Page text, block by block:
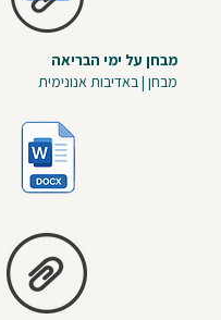
מבחן על ימי הבריאה
מבחן | באדיבות אנונימית